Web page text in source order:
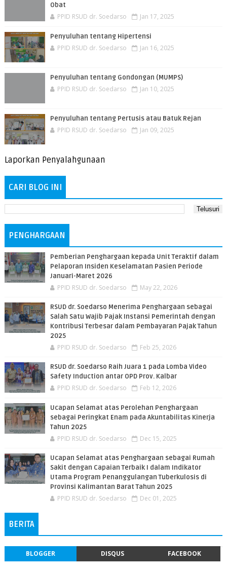
Obat
PPID RSUD dr. Soedarso Jan 17, 2025
Penyuluhan tentang Hipertensi
PPID RSUD dr. Soedarso Jan 16, 2025
Penyuluhan tentang Gondongan (MUMPS)
PPID RSUD dr. Soedarso Jan 10, 2025
Penyuluhan tentang Pertusis atau Batuk Rejan
PPID RSUD dr. Soedarso Jan 09, 2025
Laporkan Penyalahgunaan
CARI BLOG INI
PENGHARGAAN
Pemberian Penghargaan kepada Unit Teraktif dalam
Pelaporan Insiden Keselamatan Pasien Periode
Januari-Maret 2026
PPID RSUD dr. Soedarso May 22, 2026
RSUD dr. Soedarso Menerima Penghargaan sebagai
Salah Satu Wajib Pajak Instansi Pemerintah dengan
Kontribusi Terbesar dalam Pembayaran Pajak Tahun
2025
PPID RSUD dr. Soedarso Feb 25, 2026
RSUD dr. Soedarso Raih Juara 1 pada Lomba Video
Safety Induction antar OPD Prov. Kalbar
PPID RSUD dr. Soedarso Feb 12, 2026
Ucapan Selamat atas Perolehan Penghargaan
sebagai Peringkat Enam pada Akuntabilitas Kinerja
Tahun 2025
PPID RSUD dr. Soedarso Dec 15, 2025
Ucapan Selamat atas Penghargaan sebagai Rumah
Sakit dengan Capaian Terbaik I dalam Indikator
Utama Program Penanggulangan Tuberkulosis di
Provinsi Kalimantan Barat Tahun 2025
PPID RSUD dr. Soedarso Dec 01, 2025
BERITA
BLOGGER DISQUS FACEBOOK